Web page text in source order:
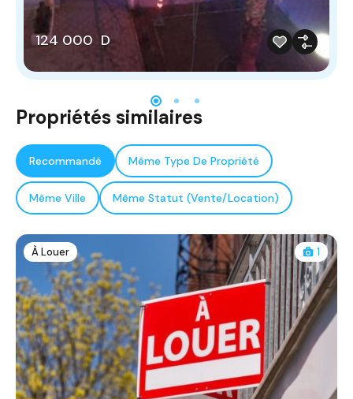
124 000 D
Propriétés similaires
Recommandé Même Type De Propriété
Même Ville Même Statut (Vente/Location)
À Louer 1